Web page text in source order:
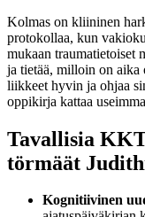
Kolmas on kliininen
protokollaa, kun
mukaan traumatietoiset
ja tietää, milloin on aika
liikkeet hyvin ja ohjaa
oppikirja kattaa
Tavallisia
törmäät
Kognitiivinen